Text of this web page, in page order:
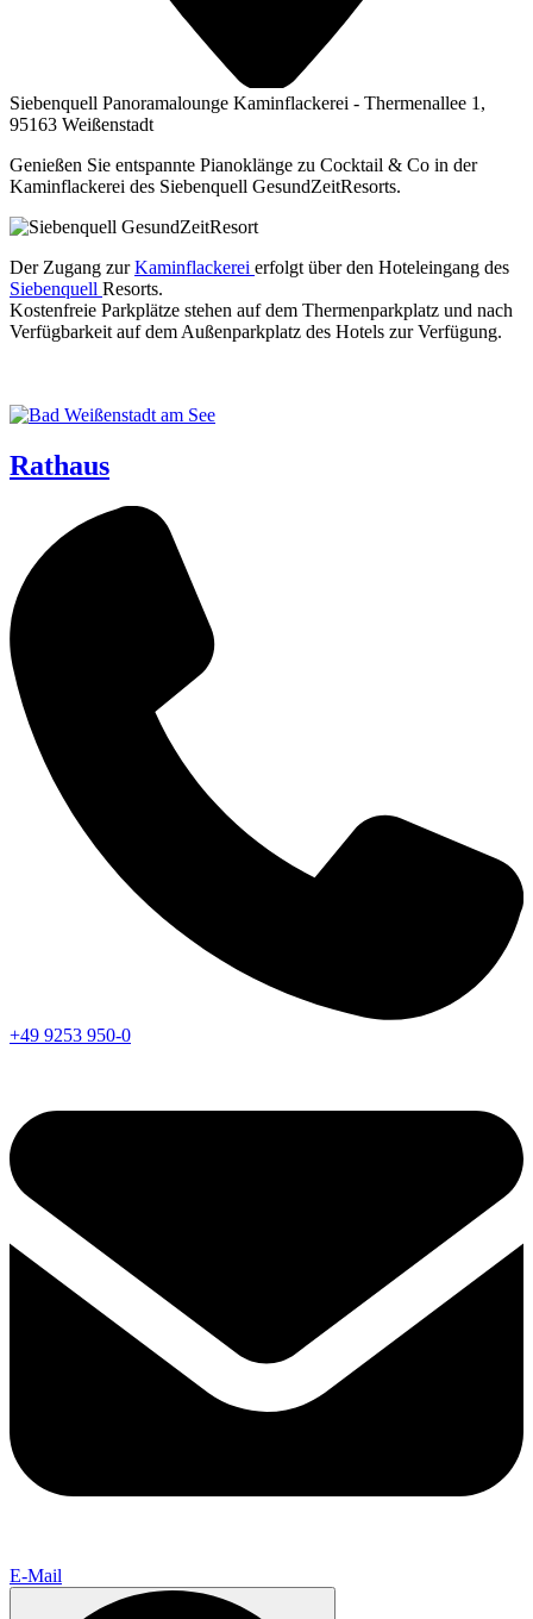
Siebenquell Panoramalounge Kaminflackerei - Thermenallee 1,
95163 Weißenstadt
Genießen Sie entspannte Pianoklänge zu Cocktail & Co in der
Kaminflackerei des Siebenquell GesundZeitResorts.
Der Zugang zurKamin­fla­cke­rei erfolgt über den Hotel­ein­gang des
Sie­ben­quell Resorts.
Kos­ten­freie Park­plät­ze ste­hen auf dem Ther­men­park­platz und nach
Ver­füg­bar­keit auf dem Außen­park­platz des Hotels zur Verfügung.
Rathaus
+49 9253 950-0
E-Mail